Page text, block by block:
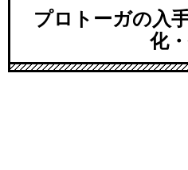
プロトーガの入
化